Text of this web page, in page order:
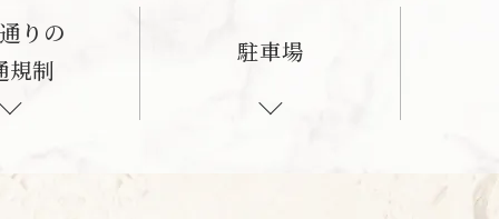
りの
規制
駐車場